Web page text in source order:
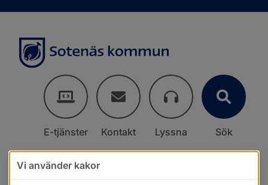
E-tjänster Kontakt Lyssna Sök
Vi använder kakor